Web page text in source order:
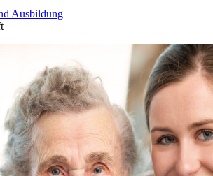
Ausbildung